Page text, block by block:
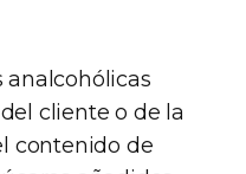
analcohólicas
cliente o de la
contenido de